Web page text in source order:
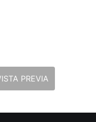
PREVIA